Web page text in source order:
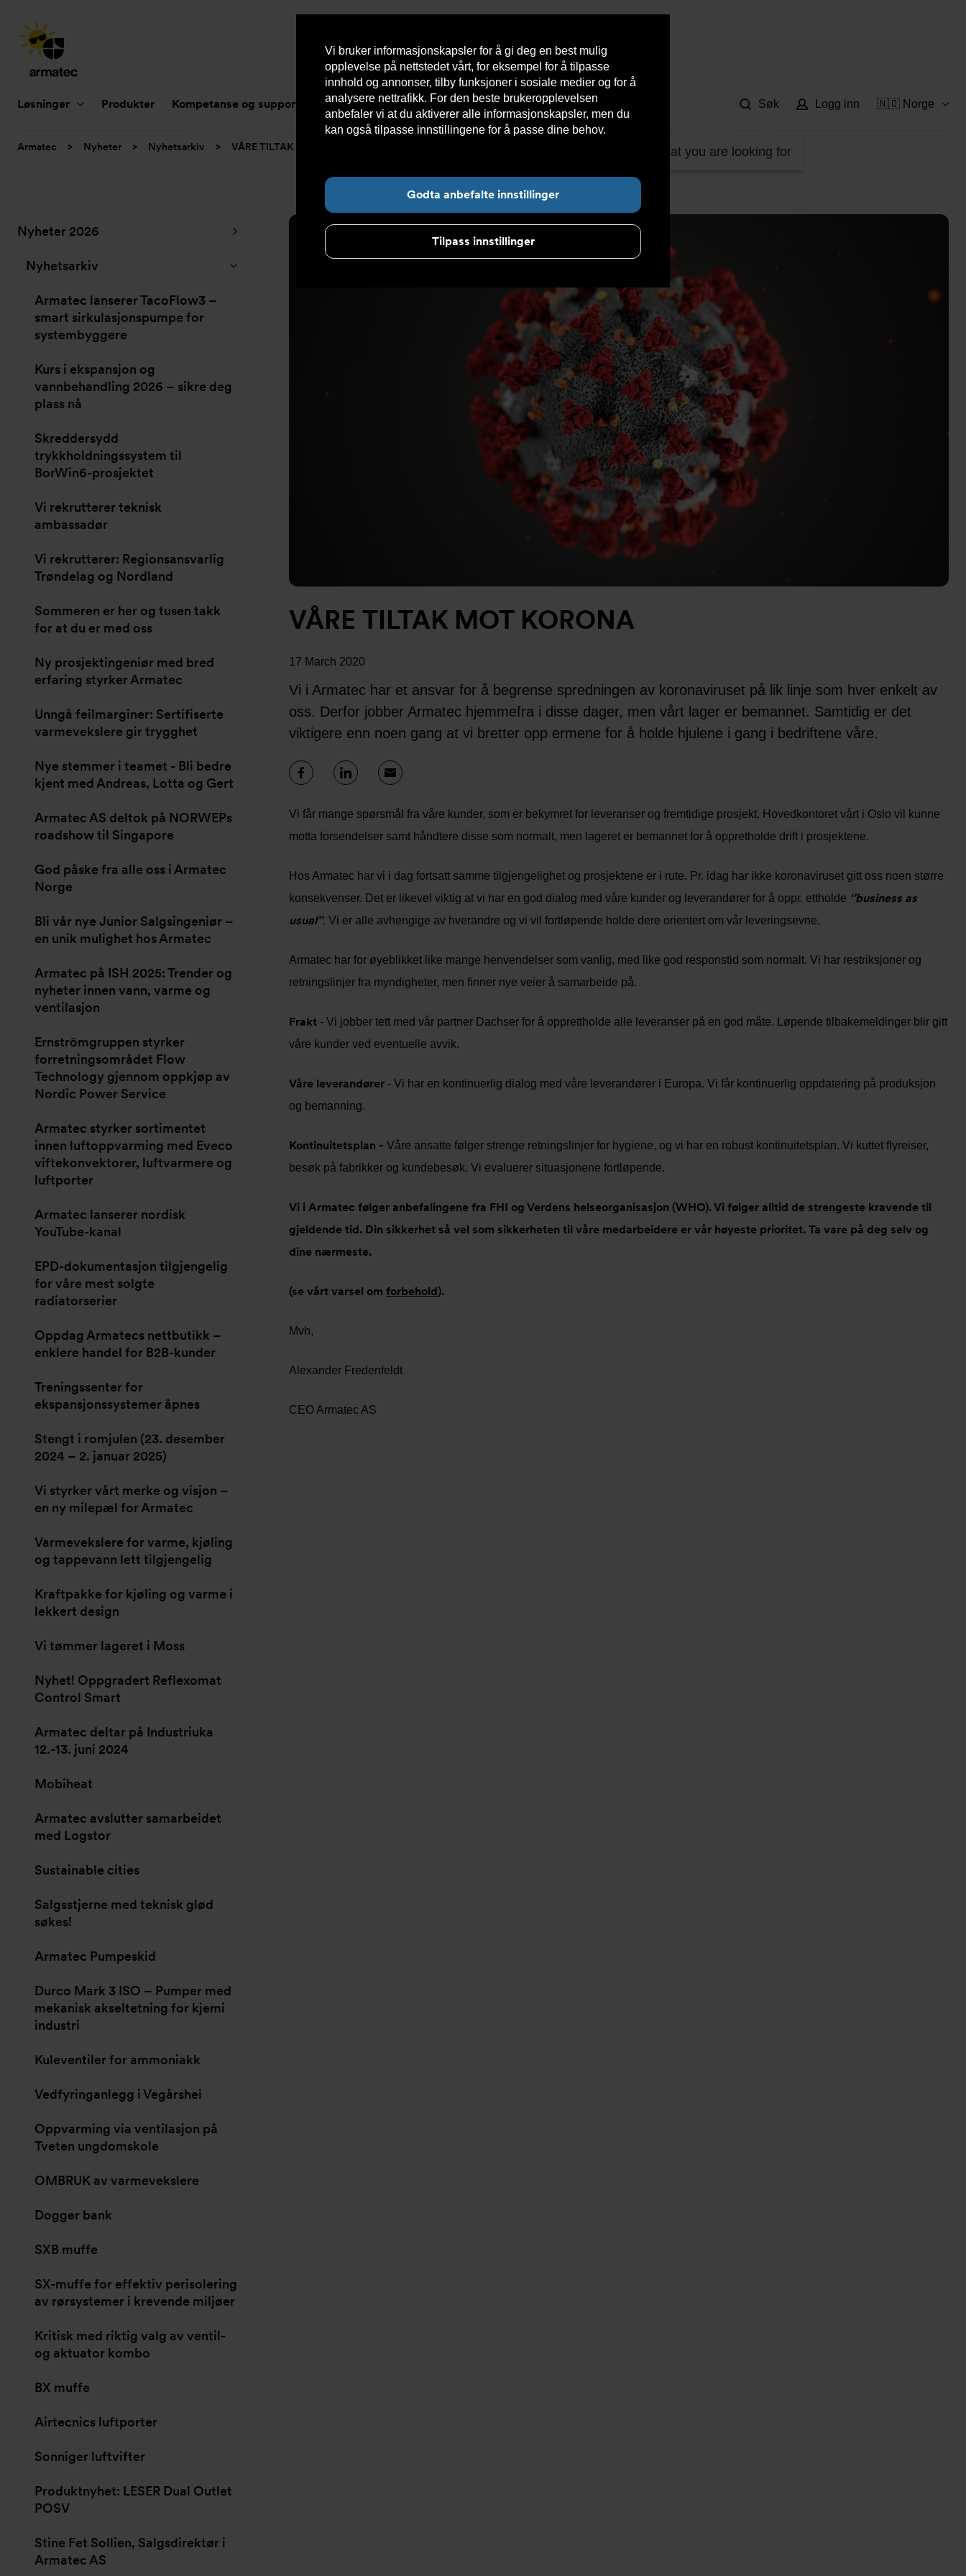
Vi bruker informasjonskapsler for å gi deg en best mulig
opplevelse på nettstedet vårt, for eksempel for å tilpasse
innhold og annonser, tilby funksjoner i sosiale medier og for å
analysere nettrafikk. For den beste brukeropplevelsen
anbefaler vi at du aktiverer alle informasjonskapsler, men du
kan også tilpasse innstillingene for å passe dine behov.
Godta anbefalte innstillinger
Tilpass innstillinger
Løsninger Produkter Kompetanse og support Nyheter Om oss Kontakt oss Nettbutikk Bærekraft
Find what you are looking for
Søk Logg inn 🇳🇴 Norge
Du
Armatec > Nyheter > Nyhetsarkiv > VÅRE TILTAK MOT KORONA OG HVORDAN DET PÅVIRKER DEG
for
Nyheter 2026
Nyhetsarkiv
Armatec lanserer TacoFlow3 –
smart sirkulasjonspumpe for
systembyggere
Kurs i ekspansjon og
vannbehandling 2026 – sikre deg
plass nå
Skreddersydd
trykkholdningssystem til
BorWin6-prosjektet
Vi rekrutterer teknisk
ambassadør
Vi rekrutterer: Regionsansvarlig
Trøndelag og Nordland
Sommeren er her og tusen takk
for at du er med oss
Ny prosjektingeniør med bred
erfaring styrker Armatec
Unngå feilmarginer: Sertifiserte
varmevekslere gir trygghet
Nye stemmer i teamet - Bli bedre
kjent med Andreas, Lotta og Gert
Armatec AS deltok på NORWEPs
roadshow til Singapore
God påske fra alle oss i Armatec
Norge
Bli vår nye Junior Salgsingeniør –
en unik mulighet hos Armatec
Armatec på ISH 2025: Trender og
nyheter innen vann, varme og
ventilasjon
Ernströmgruppen styrker
forretningsområdet Flow
Technology gjennom oppkjøp av
Nordic Power Service
Armatec styrker sortimentet
innen luftoppvarming med Eveco
viftekonvektorer, luftvarmere og
luftporter
Armatec lanserer nordisk
YouTube-kanal
EPD-dokumentasjon tilgjengelig
for våre mest solgte
radiatorserier
Oppdag Armatecs nettbutikk –
enklere handel for B2B-kunder
Treningssenter for
ekspansjonssystemer åpnes
Stengt i romjulen (23. desember
2024 – 2. januar 2025)
Vi styrker vårt merke og visjon –
en ny milepæl for Armatec
Varmevekslere for varme, kjøling
og tappevann lett tilgjengelig
Kraftpakke for kjøling og varme i
lekkert design
Vi tømmer lageret i Moss
Nyhet! Oppgradert Reflexomat
Control Smart
Armatec deltar på Industriuka
12.-13. juni 2024
Mobiheat
Armatec avslutter samarbeidet
med Logstor
Sustainable cities
Salgsstjerne med teknisk glød
søkes!
Armatec Pumpeskid
Durco Mark 3 ISO – Pumper med
mekanisk akseltetning for kjemi
industri
Kuleventiler for ammoniakk
Vedfyringanlegg i Vegårshei
Oppvarming via ventilasjon på
Tveten ungdomskole
OMBRUK av varmevekslere
Dogger bank
SXB muffe
SX-muffe for effektiv perisolering
av rørsystemer i krevende miljøer
Kritisk med riktig valg av ventil-
og aktuator kombo
BX muffe
Airtecnics luftporter
Sonniger luftvifter
Produktnyhet: LESER Dual Outlet
POSV
Stine Fet Sollien, Salgsdirektør i
Armatec AS
VÅRE TILTAK MOT KORONA
17 March 2020
Vi i Armatec har et ansvar for å begrense spredningen av koronaviruset på lik linje som hver enkelt av
oss. Derfor jobber Armatec hjemmefra i disse dager, men vårt lager er bemannet. Samtidig er det
viktigere enn noen gang at vi bretter opp ermene for å holde hjulene i gang i bedriftene våre.
Vi får mange spørsmål fra våre kunder, som er bekymret for leveranser og fremtidige prosjekt. Hovedkontoret vårt i Oslo vil kunne
motta forsendelser samt håndtere disse som normalt, men lageret er bemannet for å oppretholde drift i prosjektene.
Hos Armatec har vi i dag fortsatt samme tilgjengelighet og prosjektene er i rute. Pr. idag har ikke koronaviruset gitt oss noen større
konsekvenser. Det er likevel viktig at vi har en god dialog med våre kunder og leverandører for å oppr. ettholde ‘’business as
usual’’. Vi er alle avhengige av hverandre og vi vil fortløpende holde dere orientert om vår leveringsevne.
Armatec har for øyeblikket like mange henvendelser som vanlig, med like god responstid som normalt. Vi har restriksjoner og
retningslinjer fra myndigheter, men finner nye veier å samarbeide på.
Frakt - Vi jobber tett med vår partner Dachser for å opprettholde alle leveranser på en god måte. Løpende tilbakemeldinger blir gitt
våre kunder ved eventuelle avvik.
Våre leverandører - Vi har en kontinuerlig dialog med våre leverandører i Europa. Vi får kontinuerlig oppdatering på produksjon
og bemanning.
Kontinuitetsplan - Våre ansatte følger strenge retningslinjer for hygiene, og vi har en robust kontinuitetsplan. Vi kuttet flyreiser,
besøk på fabrikker og kundebesøk. Vi evaluerer situasjonene fortløpende.
Vi i Armatec følger anbefalingene fra FHI og Verdens helseorganisasjon (WHO). Vi følger alltid de strengeste kravende til
gjeldende tid. Din sikkerhet så vel som sikkerheten til våre medarbeidere er vår høyeste prioritet. Ta vare på deg selv og
dine nærmeste.
(se vårt varsel om forbehold).
Mvh,
Alexander Fredenfeldt
CEO Armatec AS